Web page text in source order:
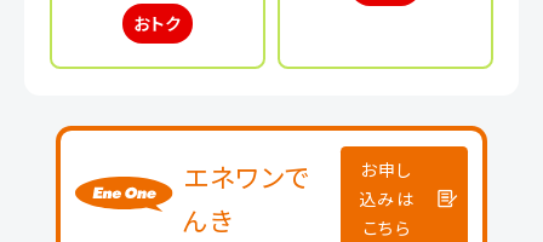
おトク
エネワンで
んき
お申し
込みは
こちら